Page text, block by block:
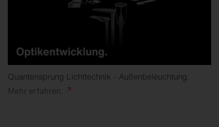
Quantensprung Lichttechnik - Außenbeleuchtung.
Mehr erfahren.